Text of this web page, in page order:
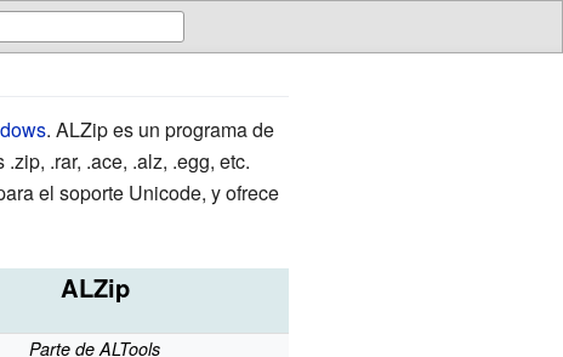
. ALZip es un programa de
.rar, .ace, .alz, .egg, etc.
el soporte Unicode, y ofrece
ALZip
Parte de ALTools